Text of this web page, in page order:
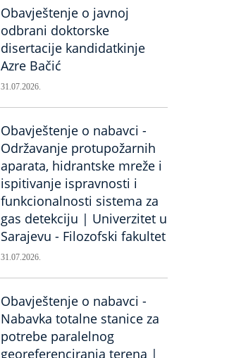
Obavještenje o javnoj
odbrani doktorske
disertacije kandidatkinje
Azre Bačić
31.07.2026.
Obavještenje o nabavci -
Održavanje protupožarnih
aparata, hidrantske mreže i
ispitivanje ispravnosti i
funkcionalnosti sistema za
gas detekciju | Univerzitet u
Sarajevu - Filozofski fakultet
31.07.2026.
Obavještenje o nabavci -
Nabavka totalne stanice za
potrebe paralelnog
georeferenciranja terena |